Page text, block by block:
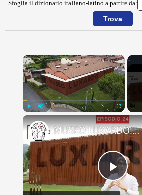
Sfoglia il dizionario italiano-latino a partire da:
×
Fullscreen
Play
MUSEO LUXARDO: Un Viaggio nel Tempo e nel Gusto